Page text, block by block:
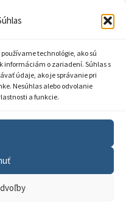
technológie, ako sú
informáciám o zariadení. Súhlas s
údaje, ako je správanie pri
Nesúhlas alebo odvolanie
a funkcie.
súkromia